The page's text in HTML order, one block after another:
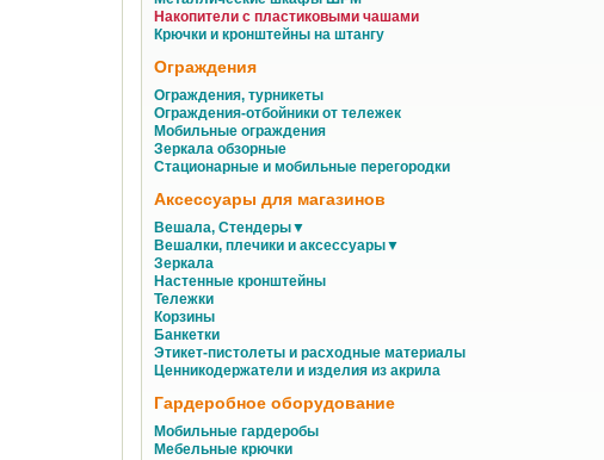
Накопители с пластиковыми чашами
Крючки и кронштейны на штангу
Ограждения
Ограждения, турникеты
Ограждения-отбойники от тележек
Мобильные ограждения
Зеркала обзорные
Стационарные и мобильные перегородки
Аксессуары для магазинов
Вешала, Стендеры▼
Вешалки, плечики и аксессуары▼
Зеркала
Настенные кронштейны
Тележки
Корзины
Банкетки
Этикет-пистолеты и расходные материалы
Ценникодержатели и изделия из акрила
Гардеробное оборудование
Мобильные гардеробы
Мебельные крючки